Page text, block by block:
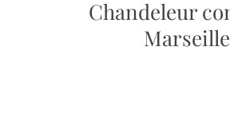
Chandeleur
Marseille